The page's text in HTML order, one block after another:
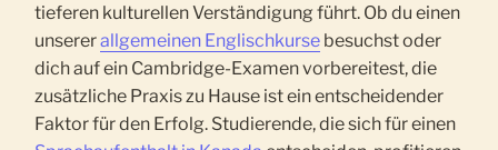
tieferen kulturellen Verständigung führt. Ob du einen
unsererallgemeinen Englischkurse besuchst oder
dich auf ein Cambridge-Examen vorbereitest, die
zusätzliche Praxis zu Hause ist ein entscheidender
Faktor für den Erfolg. Studierende, die sich für einen